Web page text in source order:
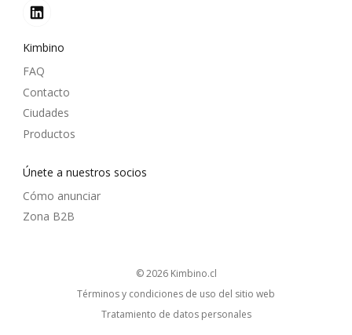
Kimbino
FAQ
Contacto
Ciudades
Productos
Únete a nuestros socios
Cómo anunciar
Zona B2B
© 2026 kimbino.cl
Términos y condiciones de uso del sitio web
Tratamiento de datos personales